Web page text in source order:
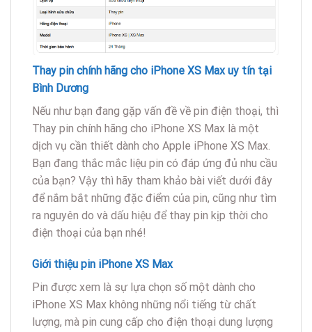
Thay pin chính hãng cho iPhone XS Max uy tín tại
Bình Dương
Nếu như bạn đang gặp vấn đề về pin điện thoại, thì
Thay pin chính hãng cho iPhone XS Max là một
dịch vụ cần thiết dành cho Apple iPhone XS Max.
Bạn đang thắc mắc liệu pin có đáp ứng đủ nhu cầu
của bạn? Vậy thì hãy tham khảo bài viết dưới đây
để nắm bắt những đặc điểm của pin, cũng như tìm
ra nguyên do và dấu hiệu để thay pin kịp thời cho
điện thoại của bạn nhé!
Giới thiệu pin iPhone XS Max
Pin được xem là sự lựa chọn số một dành cho
iPhone XS Max không những nổi tiếng từ chất
lượng, mà pin cung cấp cho điện thoại dung lượng